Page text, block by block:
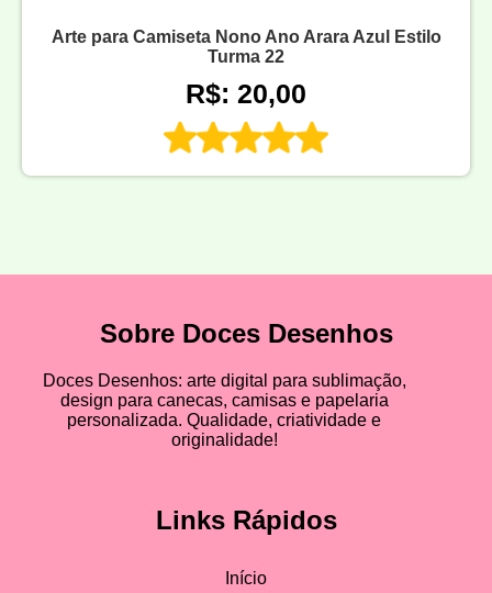
Arte para Camiseta Nono Ano Arara Azul Estilo
Turma 22
R$: 20,00
Sobre Doces Desenhos
Doces Desenhos: arte digital para sublimação,
design para canecas, camisas e papelaria
personalizada. Qualidade, criatividade e
originalidade!
Links Rápidos
Início